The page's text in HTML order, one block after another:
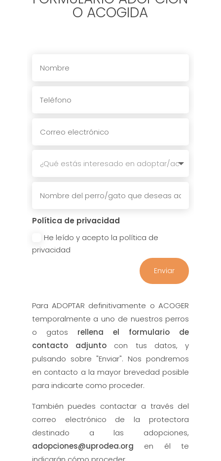
O ACOGIDA
Política de privacidad
He leído y acepto la política de
privacidad
Enviar
Para ADOPTAR definitivamente o ACOGER
temporalmente a uno de nuestros perros
o gatos rellena el formulario de
contacto adjunto con tus datos, y
pulsando sobre "Enviar". Nos pondremos
en contacto a la mayor brevedad posible
para indicarte como proceder.
También puedes contactar a través del
correo electrónico de la protectora
destinado a las adopciones,
adopciones@uprodea.org en él te